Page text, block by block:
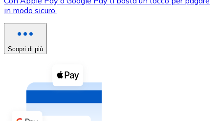
XRP
Acquista criptovalute in contanti e altri mezzi di
Bonifico SEPA
in modo sicuro.
Scopri di più